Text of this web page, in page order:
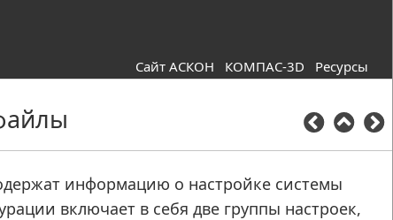
Сайт АСКОН КОМПАС-3D Ресурсы
информацию о настройке системы
включает в себя две группы настроек,